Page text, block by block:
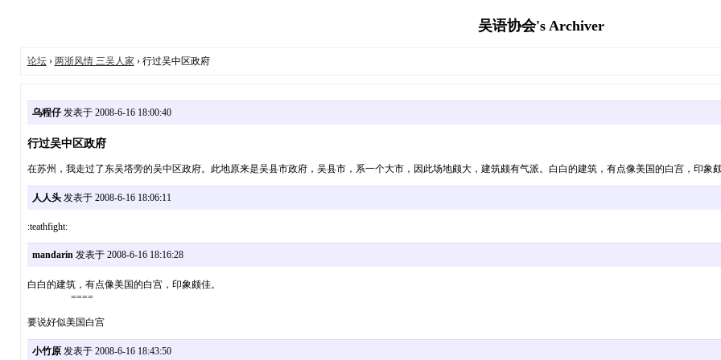
吴语协会's Archiver
论坛› 两浙风情 三吴人家 › 行过吴中区政府
乌程仔发表于 2008-6-16 18:00:40
行过吴中区政府
在苏州，我走过了东吴塔旁的吴中区政府。此地原来是吴县市政府，吴县市，系一个大市，因此场地颇大，建筑颇有气派。白白的建筑，有点像美国的白宫，印象
人人头发表于 2008-6-16 18:06:11
:teathfight:
mandarin发表于 2008-6-16 18:16:28
白白的建筑，有点像美国的白宫，印象颇佳。
====
要说好似美国白宫
小竹原发表于 2008-6-16 18:43:50